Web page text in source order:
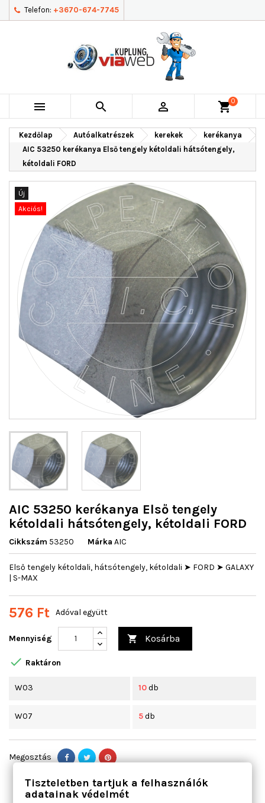
Telefon: +3670-674-7745
   shopping_cart0
Kezdőlap Autóalkatrészek kerekek
kerékanya
AIC 53250 kerékanya Első tengely kétoldali hátsótengely,
kétoldali FORD
Új
Akciós!
AIC 53250 kerékanya Első tengely
kétoldali hátsótengely, kétoldali FORD
Cikkszám 53250 Márka AIC
Első tengely kétoldali, hátsótengely, kétoldali ➤ FORD ➤ GALAXY
| S-MAX
576 Ft Adóval együtt
Mennyiség  Kosárba
 Raktáron
W03 10db
W07 5db
Megosztás
Tiszteletben tartjuk a felhasználók
adatainak védelmét